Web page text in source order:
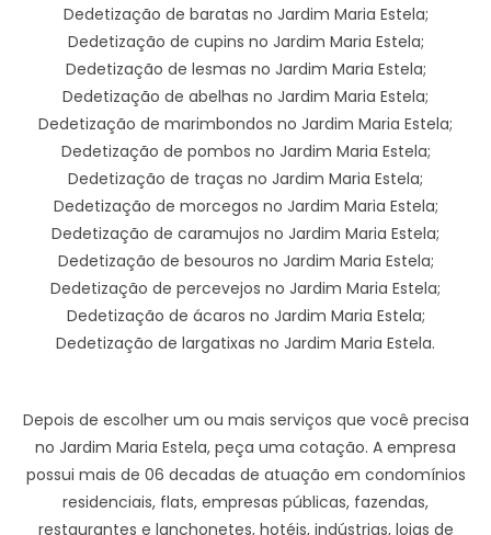
Dedetização de baratas no Jardim Maria Estela;
Dedetização de cupins no Jardim Maria Estela;
Dedetização de lesmas no Jardim Maria Estela;
Dedetização de abelhas no Jardim Maria Estela;
Dedetização de marimbondos no Jardim Maria Estela;
Dedetização de pombos no Jardim Maria Estela;
Dedetização de traças no Jardim Maria Estela;
Dedetização de morcegos no Jardim Maria Estela;
Dedetização de caramujos no Jardim Maria Estela;
Dedetização de besouros no Jardim Maria Estela;
Dedetização de percevejos no Jardim Maria Estela;
Dedetização de ácaros no Jardim Maria Estela;
Dedetização de largatixas no Jardim Maria Estela.
Depois de escolher um ou mais serviços que você precisa
no Jardim Maria Estela, peça uma cotação. A empresa
possui mais de 06 decadas de atuação em condomínios
residenciais, flats, empresas públicas, fazendas,
restaurantes e lanchonetes, hotéis, indústrias, lojas de